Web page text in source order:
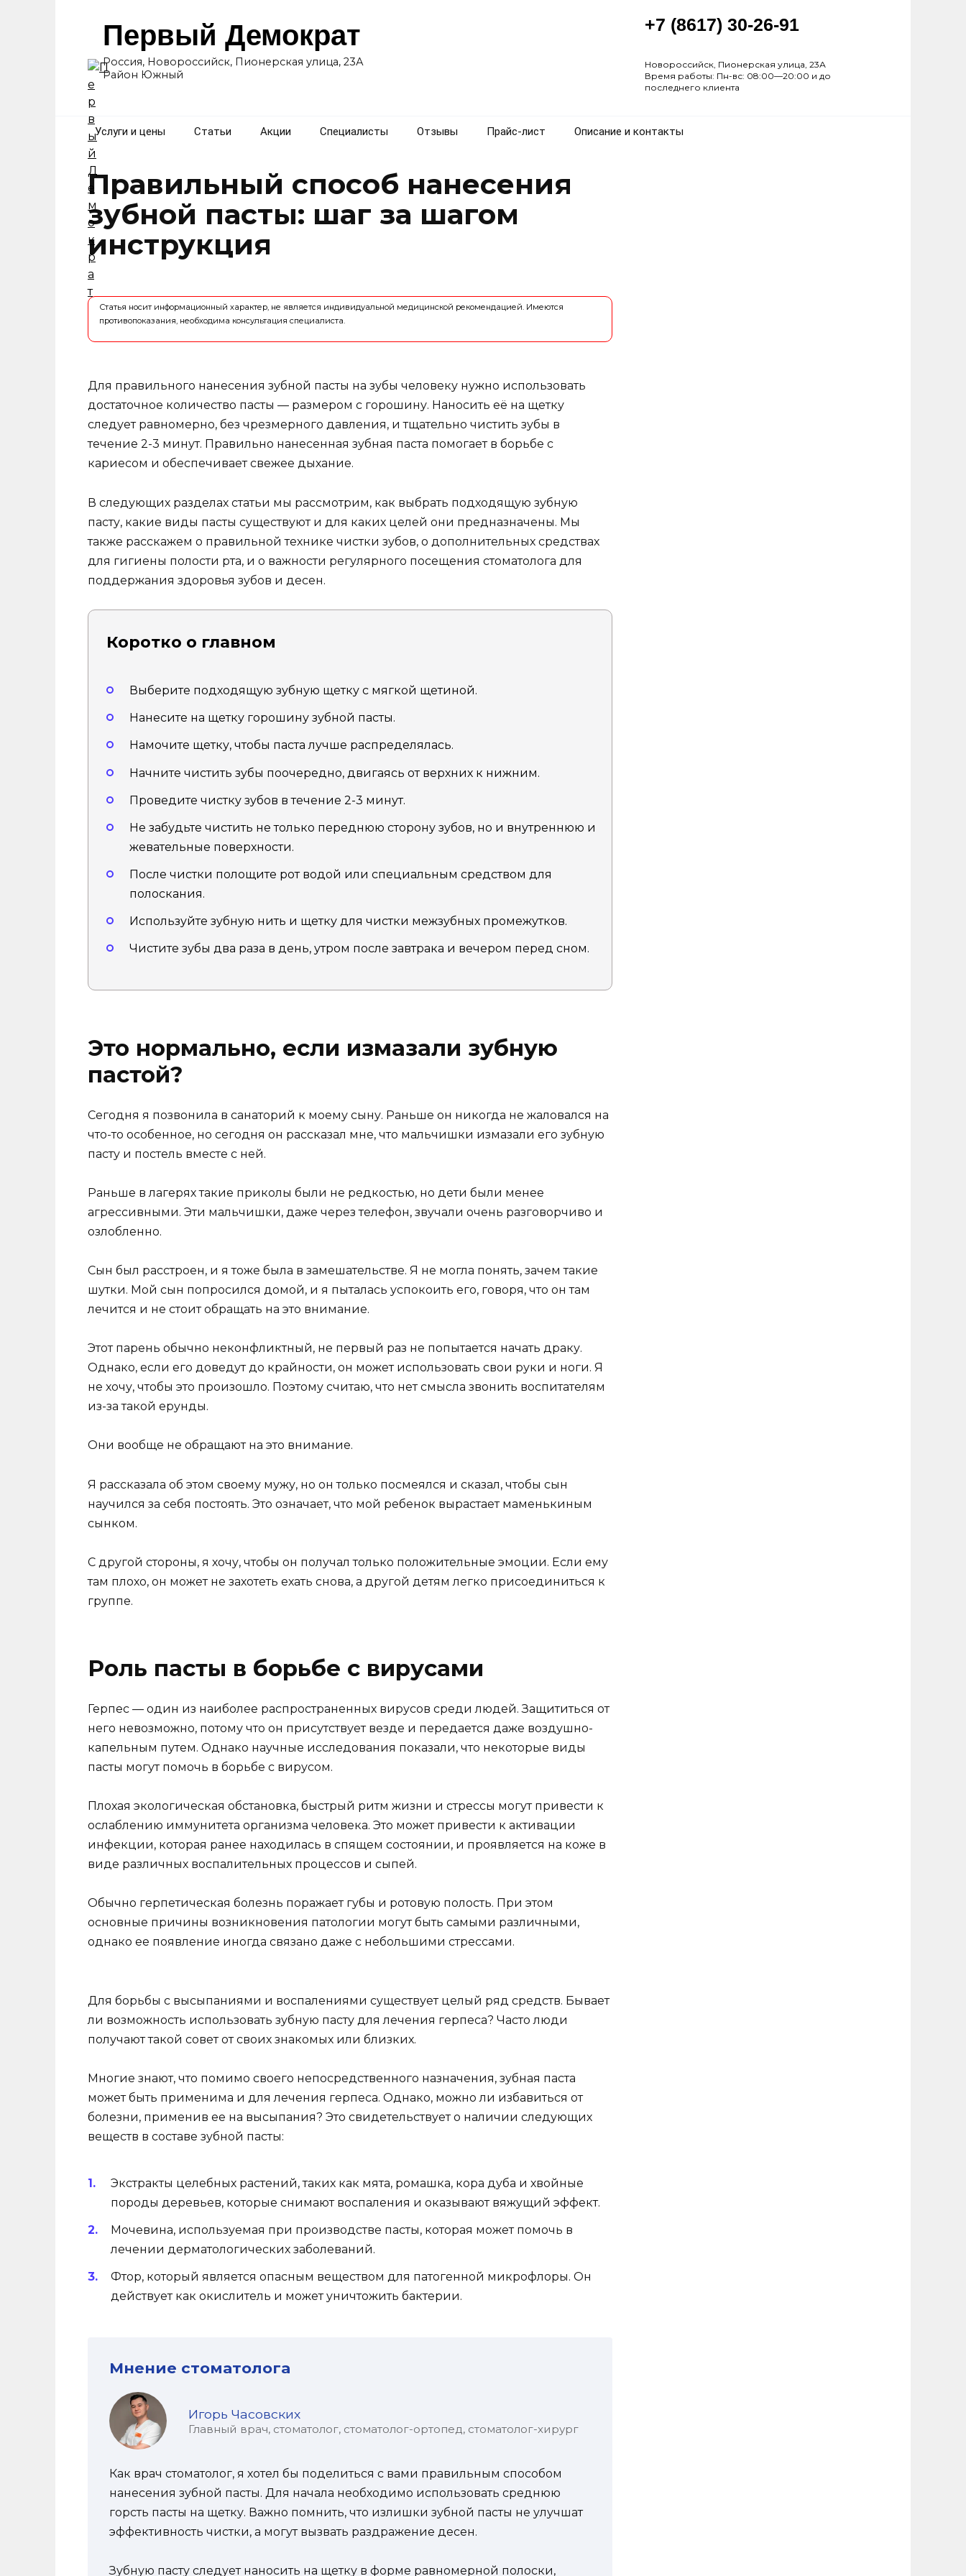
Первый Демократ
Россия, Новороссийск, Пионерская улица, 23А
Район Южный
+7 (8617) 30-26-91
Новороссийск, Пионерская улица, 23А
Время работы: Пн-вс: 08:00—20:00 и до
последнего клиента
Услуги и цены Статьи Акции Специалисты Отзывы Прайс-лист Описание и контакты
Правильный способ нанесения
зубной пасты: шаг за шагом
инструкция
Статья носит информационный характер, не является индивидуальной медицинской рекомендацией. Имеются
противопоказания, необходима консультация специалиста.
Для правильного нанесения зубной пасты на зубы человеку нужно использовать
достаточное количество пасты — размером с горошину. Наносить её на щетку
следует равномерно, без чрезмерного давления, и тщательно чистить зубы в
течение 2-3 минут. Правильно нанесенная зубная паста помогает в борьбе с
кариесом и обеспечивает свежее дыхание.
В следующих разделах статьи мы рассмотрим, как выбрать подходящую зубную
пасту, какие виды пасты существуют и для каких целей они предназначены. Мы
также расскажем о правильной технике чистки зубов, о дополнительных средствах
для гигиены полости рта, и о важности регулярного посещения стоматолога для
поддержания здоровья зубов и десен.
Коротко о главном
Выберите подходящую зубную щетку с мягкой щетиной.
Нанесите на щетку горошину зубной пасты.
Намочите щетку, чтобы паста лучше распределялась.
Начните чистить зубы поочередно, двигаясь от верхних к нижним.
Проведите чистку зубов в течение 2-3 минут.
Не забудьте чистить не только переднюю сторону зубов, но и внутреннюю и
жевательные поверхности.
После чистки полощите рот водой или специальным средством для
полоскания.
Используйте зубную нить и щетку для чистки межзубных промежутков.
Чистите зубы два раза в день, утром после завтрака и вечером перед сном.
Это нормально, если измазали зубную
пастой?
Сегодня я позвонила в санаторий к моему сыну. Раньше он никогда не жаловался на
что-то особенное, но сегодня он рассказал мне, что мальчишки измазали его зубную
пасту и постель вместе с ней.
Раньше в лагерях такие приколы были не редкостью, но дети были менее
агрессивными. Эти мальчишки, даже через телефон, звучали очень разговорчиво и
озлобленно.
Сын был расстроен, и я тоже была в замешательстве. Я не могла понять, зачем такие
шутки. Мой сын попросился домой, и я пыталась успокоить его, говоря, что он там
лечится и не стоит обращать на это внимание.
Этот парень обычно неконфликтный, не первый раз не попытается начать драку.
Однако, если его доведут до крайности, он может использовать свои руки и ноги. Я
не хочу, чтобы это произошло. Поэтому считаю, что нет смысла звонить воспитателям
из-за такой ерунды.
Они вообще не обращают на это внимание.
Я рассказала об этом своему мужу, но он только посмеялся и сказал, чтобы сын
научился за себя постоять. Это означает, что мой ребенок вырастает маменькиным
сынком.
С другой стороны, я хочу, чтобы он получал только положительные эмоции. Если ему
там плохо, он может не захотеть ехать снова, а другой детям легко присоединиться к
группе.
Роль пасты в борьбе с вирусами
Герпес — один из наиболее распространенных вирусов среди людей. Защититься от
него невозможно, потому что он присутствует везде и передается даже воздушно-
капельным путем. Однако научные исследования показали, что некоторые виды
пасты могут помочь в борьбе с вирусом.
Плохая экологическая обстановка, быстрый ритм жизни и стрессы могут привести к
ослаблению иммунитета организма человека. Это может привести к активации
инфекции, которая ранее находилась в спящем состоянии, и проявляется на коже в
виде различных воспалительных процессов и сыпей.
Обычно герпетическая болезнь поражает губы и ротовую полость. При этом
основные причины возникновения патологии могут быть самыми различными,
однако ее появление иногда связано даже с небольшими стрессами.
Для борьбы с высыпаниями и воспалениями существует целый ряд средств. Бывает
ли возможность использовать зубную пасту для лечения герпеса? Часто люди
получают такой совет от своих знакомых или близких.
Многие знают, что помимо своего непосредственного назначения, зубная паста
может быть применима и для лечения герпеса. Однако, можно ли избавиться от
болезни, применив ее на высыпания? Это свидетельствует о наличии следующих
веществ в составе зубной пасты:
Экстракты целебных растений, таких как мята, ромашка, кора дуба и хвойные
породы деревьев, которые снимают воспаления и оказывают вяжущий эффект.
Мочевина, используемая при производстве пасты, которая может помочь в
лечении дерматологических заболеваний.
Фтор, который является опасным веществом для патогенной микрофлоры. Он
действует как окислитель и может уничтожить бактерии.
Мнение стоматолога
Игорь Часовских
Главный врач, стоматолог, стоматолог-ортопед, стоматолог-хирург
Как врач стоматолог, я хотел бы поделиться с вами правильным способом
нанесения зубной пасты. Для начала необходимо использовать среднюю
горсть пасты на щетку. Важно помнить, что излишки зубной пасты не улучшат
эффективность чистки, а могут вызвать раздражение десен.
Зубную пасту следует наносить на щетку в форме равномерной полоски,